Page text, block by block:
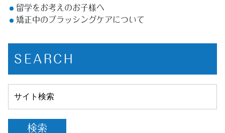
留学をお考えのお子様へ
矯正中のブラッシングケアについて
SEARCH